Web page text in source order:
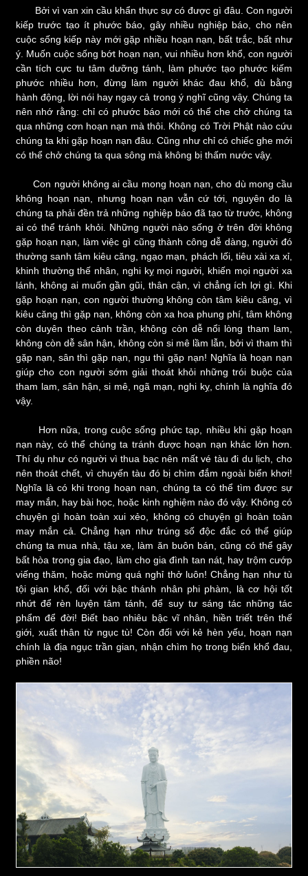
Bởi vì van xin cầu khẩn thực sự có được gì đâu. Con người
kiếp trước tạo ít phước báo, gây nhiều nghiệp báo, cho nên
cuộc sống kiếp này mới gặp nhiều hoạn nạn, bất trắc, bất như
ý. Muốn cuộc sống bớt hoạn nạn, vui nhiều hơn khổ, con người
cần tích cực tu tâm dưỡng tánh, làm phước tạo phước kiếm
phước nhiều hơn, đừng làm người khác đau khổ, dù bằng
hành động, lời nói hay ngay cả trong ý nghĩ cũng vậy. Chúng ta
nên nhớ rằng: chỉ có phước báo mới có thể che chở chúng ta
qua những cơn hoạn nạn mà thôi. Không có Trời Phật nào cứu
chúng ta khi gặp hoạn nạn đâu. Cũng như chỉ có chiếc ghe mới
có thể chở chúng ta qua sông mà không bị thấm nước vậy.
Con người không ai cầu mong hoạn nạn, cho dù mong cầu
không hoạn nạn, nhưng hoạn nạn vẫn cứ tới, nguyên do là
chúng ta phải đền trả những nghiệp báo đã tạo từ trước, không
ai có thể tránh khỏi. Những người nào sống ở trên đời không
gặp hoạn nạn, làm việc gì cũng thành công dễ dàng, người đó
thường sanh tâm kiêu căng, ngạo mạn, phách lối, tiêu xài xa xỉ,
khinh thường thế nhân, nghi kỵ mọi người, khiến mọi người xa
lánh, không ai muốn gần gũi, thân cận, vì chẳng ích lợi gì. Khi
gặp hoạn nạn, con người thường không còn tâm kiêu căng, vì
kiêu căng thì gặp nạn, không còn xa hoa phung phí, tâm không
còn duyên theo cảnh trần, không còn dễ nổi lòng tham lam,
không còn dễ sân hận, không còn si mê lầm lẫn, bởi vì tham thì
gặp nạn, sân thì gặp nạn, ngu thì gặp nạn! Nghĩa là hoạn nạn
giúp cho con người sớm giải thoát khỏi những trói buộc của
tham lam, sân hận, si mê, ngã mạn, nghi kỵ, chính là nghĩa đó
vậy.
Hơn nữa, trong cuộc sống phức tạp, nhiều khi gặp hoạn
nạn này, có thể chúng ta tránh được hoạn nạn khác lớn hơn.
Thí dụ như có người vì thua bạc nên mất vé tàu đi du lịch, cho
nên thoát chết, vì chuyến tàu đó bị chìm đắm ngoài biển khơi!
Nghĩa là có khi trong hoạn nạn, chúng ta có thể tìm được sự
may mắn, hay bài học, hoặc kinh nghiệm nào đó vậy. Không có
chuyện gì hoàn toàn xui xẻo, không có chuyện gì hoàn toàn
may mắn cả. Chẳng hạn như trúng số độc đắc có thể giúp
chúng ta mua nhà, tậu xe, làm ăn buôn bán, cũng có thể gây
bất hòa trong gia đạo, làm cho gia đình tan nát, hay trộm cướp
viếng thăm, hoặc mừng quá nghỉ thở luôn! Chẳng hạn như tù
tội gian khổ, đối với bậc thánh nhân phi phàm, là cơ hội tốt
nhứt để rèn luyện tâm tánh, để suy tư sáng tác những tác
phẩm để đời! Biết bao nhiêu bậc vĩ nhân, hiền triết trên thế
giới, xuất thân từ ngục tù! Còn đối với kẻ hèn yếu, hoạn nạn
chính là địa ngục trần gian, nhận chìm họ trong biển khổ đau,
phiền não!